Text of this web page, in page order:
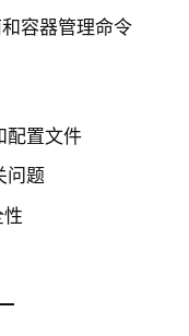
容器管理命令
配置文件
问题